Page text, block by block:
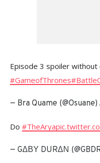
Episode 3 spoiler
#GameofThrones
— Bra Quame (@Osuane)
Do #TheArya
— GΔΒΥ DURΔΝ